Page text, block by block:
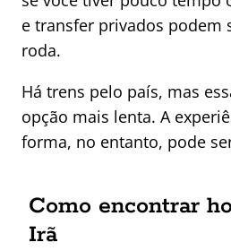
e transfer privados podem
roda.
Há trens pelo país, mas
opção mais lenta. A
forma, no entanto, pode
Como encontrar
Irã